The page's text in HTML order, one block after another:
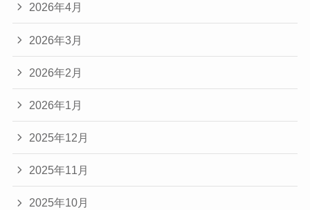
2026年4月
2026年3月
2026年2月
2026年1月
2025年12月
2025年11月
2025年10月